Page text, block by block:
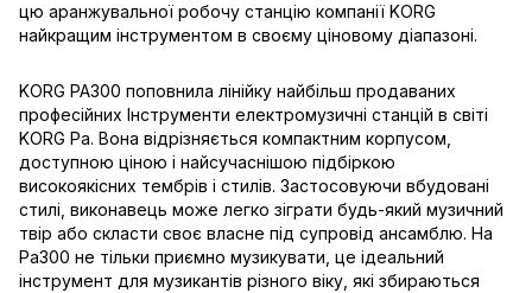
цю аранжувальної робочу станцію компанії KORG
найкращим інструментом в своєму ціновому діапазоні.
KORG PA300 поповнила лінійку найбільш продаваних
професійних Інструменти електромузичні станцій в світі
KORG Pa. Вона відрізняється компактним корпусом,
доступною ціною і найсучаснішою підбіркою
високоякісних тембрів і стилів. Застосовуючи вбудовані
стилі, виконавець може легко зіграти будь-який музичний
твір або скласти своє власне під супровід ансамблю. На
Pa300 не тільки приємно музикувати, це ідеальний
інструмент для музикантів різного віку, які збираються